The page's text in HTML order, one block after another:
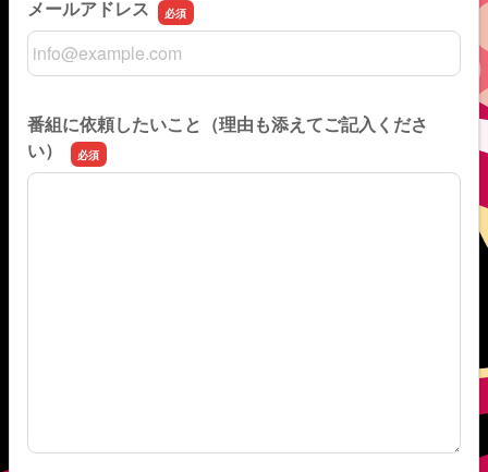
メールアドレス
メールアドレス
番組に依頼したいこと（理由も添えてご記入くださ
い）
番組に依頼したいこと（理由も添えてご記入ください）